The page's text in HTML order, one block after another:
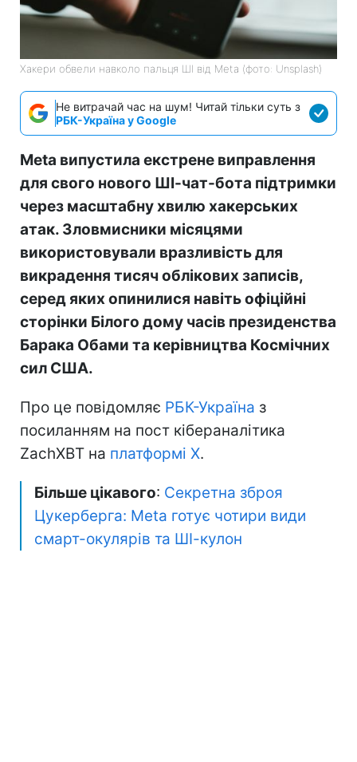
Хакери обвели навколо пальця ШІ від Meta (фото: Unsplash)
Не витрачай час на шум! Читай тільки суть з
РБК-Україна у Google
Meta випустила екстрене виправлення
для свого нового ШІ-чат-бота підтримки
через масштабну хвилю хакерських
атак. Зловмисники місяцями
використовували вразливість для
викрадення тисяч облікових записів,
серед яких опинилися навіть офіційні
сторінки Білого дому часів президенства
Барака Обами та керівництва Космічних
сил США.
Про це повідомляє РБК-Україна з
посиланням на пост кібераналітика
ZachXBT на платформі X.
Більше цікавого: Секретна зброя
Цукерберга: Meta готує чотири види
смарт-окулярів та ШІ-кулон